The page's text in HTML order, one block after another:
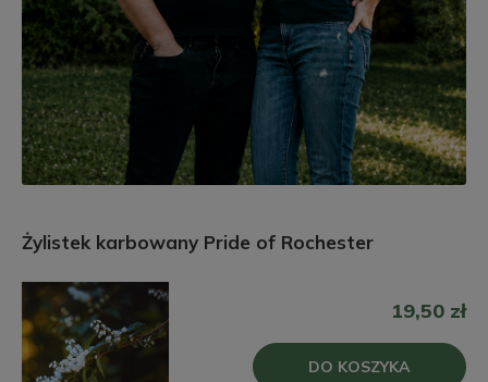
Żylistek karbowany Pride of Rochester
19,50 zł
DO KOSZYKA